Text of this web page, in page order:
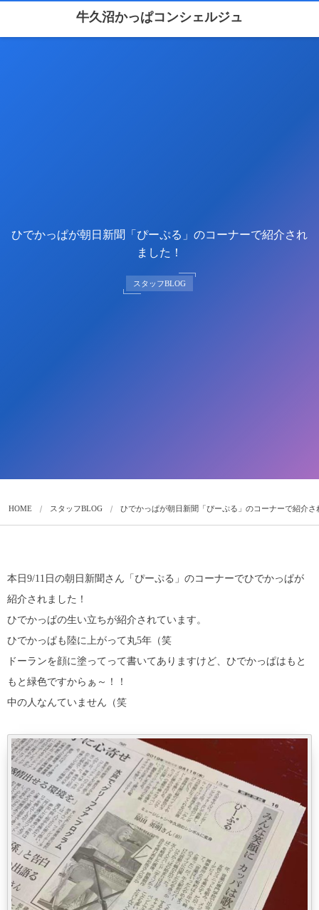
牛久沼かっぱコンシェルジュ
ひでかっぱが朝日新聞「ぴーぷる」のコーナーで紹介され
ました！
スタッフBLOG
HOME スタッフBLOG ひでかっぱが朝日新聞「ぴーぷる」のコーナーで紹介さ
本日9/11日の朝日新聞さん「ぴーぷる」のコーナーでひでかっぱが
紹介されました！
ひでかっぱの生い立ちが紹介されています。
ひでかっぱも陸に上がって丸5年（笑
ドーランを顔に塗ってって書いてありますけど、ひでかっぱはもと
もと緑色ですからぁ～！！
中の人なんていません（笑